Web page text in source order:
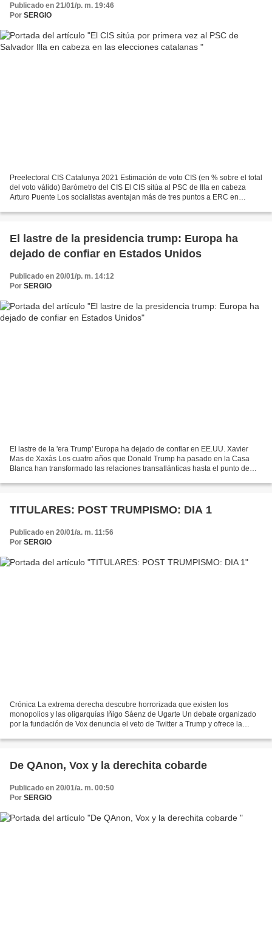
Publicado en 21/01/p. m. 19:46
Por SERGIO
Preelectoral CIS Catalunya 2021 Estimación de voto CIS (en % sobre el total
del voto válido) Barómetro del CIS El CIS sitúa al PSC de Illa en cabeza
Arturo Puente Los socialistas aventajan más de tres puntos a ERC en
El lastre de la presidencia trump: Europa ha
dejado de confiar en Estados Unidos
Publicado en 20/01/p. m. 14:12
Por SERGIO
El lastre de la 'era Trump' Europa ha dejado de confiar en EE.UU. Xavier
Mas de Xaxàs Los cuatro años que Donald Trump ha pasado en la Casa
Blanca han transformado las relaciones transatlánticas hasta el punto de
TITULARES: POST TRUMPISMO: DIA 1
Publicado en 20/01/a. m. 11:56
Por SERGIO
Crónica La extrema derecha descubre horrorizada que existen los
monopolios y las oligarquías Iñigo Sáenz de Ugarte Un debate organizado
por la fundación de Vox denuncia el veto de Twitter a Trump y ofrece la
De QAnon, Vox y la derechita cobarde
Publicado en 20/01/a. m. 00:50
Por SERGIO